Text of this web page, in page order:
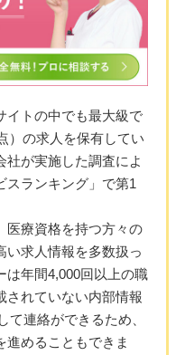
イトの中でも最大級で
）の求人を保有してい
社が実施した調査によ
スランキング」で第1
医療資格を持つ方々の
い求人情報を多数扱っ
は年間4,000回以上の職
されていない内部情報
て連絡ができるため、
進めることもできま